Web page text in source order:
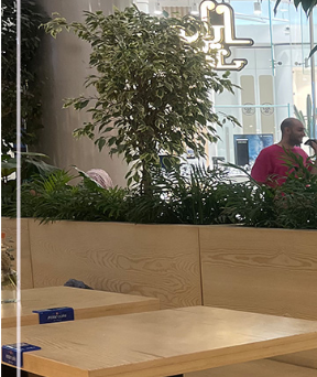
قلوه سنگ رودخانه ای